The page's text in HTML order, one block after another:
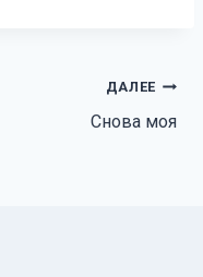
ДАЛЕЕ
Снова моя